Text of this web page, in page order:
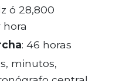
ó 28,800
: 46 horas
minutos,